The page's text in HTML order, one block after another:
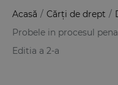
Acasă / Cărți de drept /
Probele in procesul
Editia a 2-a